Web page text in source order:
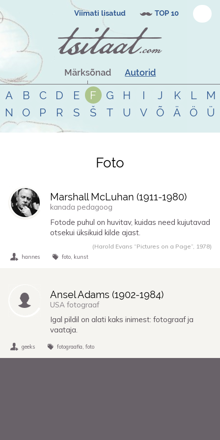
Viimati lisatud TOP 10
Märksõnad Autorid
A B C D E F G H I J K L
M
N
O P R S Š T U V Õ Ä Ö Ü
Tsitaadid teemalfoto
Foto
Marshall McLuhan (1911-1980)
kanada pedagoog
Fotode puhul on huvitav, kuidas need kujutavad
otsekui üksikuid kilde ajast.
(Harold Evans “Pictures on a Page”, 1978)
hannes foto kunst
Ansel Adams (1902-1984)
USA fotograaf
Igal pildil on alati kaks inimest: fotograaf ja
vaataja.
geeks fotograafia foto